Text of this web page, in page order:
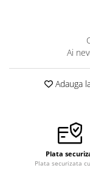
Ai
Adauga
Plata
Plata securizata